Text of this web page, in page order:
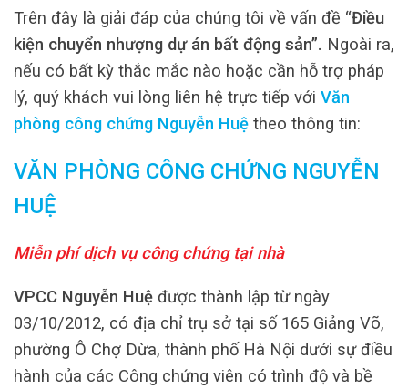
Trên đây là giải đáp của chúng tôi về vấn đề “Điều
kiện chuyển nhượng dự án bất động sản”. Ngoài ra,
nếu có bất kỳ thắc mắc nào hoặc cần hỗ trợ pháp
lý, quý khách vui lòng liên hệ trực tiếp với Văn
phòng công chứng Nguyễn Huệ theo thông tin:
VĂN PHÒNG CÔNG CHỨNG NGUYỄN
HUỆ
Miễn phí dịch vụ công chứng tại nhà
VPCC Nguyễn Huệ được thành lập từ ngày
03/10/2012, có địa chỉ trụ sở tại số 165 Giảng Võ,
phường Ô Chợ Dừa, thành phố Hà Nội dưới sự điều
hành của các Công chứng viên có trình độ và bề